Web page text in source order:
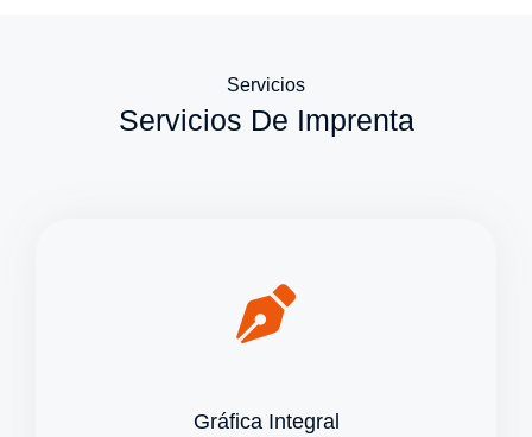
Servicios
Servicios De Imprenta
Gráfica Integral